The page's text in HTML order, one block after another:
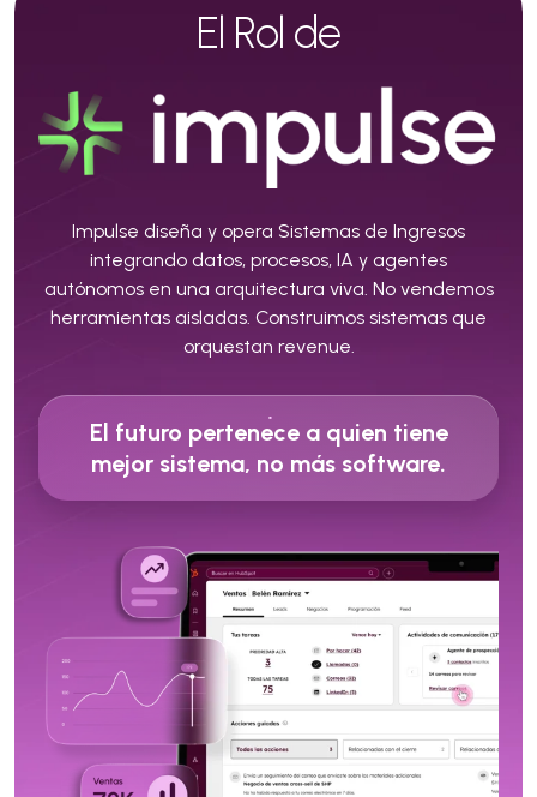
El Rol de
Impulse diseña y opera Sistemas de Ingresos
integrando datos, procesos, IA y agentes
autónomos en una arquitectura viva. No vendemos
herramientas aisladas. Construimos sistemas que
orquestan revenue.
El futuro pertenece a quien tiene
mejor sistema, no más software.